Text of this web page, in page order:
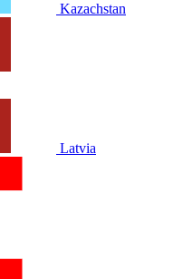
Kazachstan
Latvia